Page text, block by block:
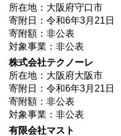
所在地：大阪府守口市
寄附日：令和6年3月21日
寄附額：非公表
対象事業：非公表
株式会社テクノーレ
所在地：大阪府大阪市
寄附日：令和6年3月21日
寄附額：非公表
対象事業：非公表
有限会社マスト